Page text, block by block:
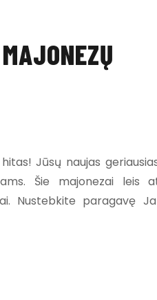
Jūsų naujas
Šie majonezai leis
Nustebkite paragavę